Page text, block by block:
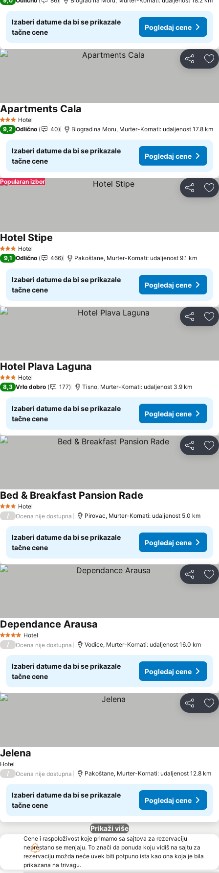
Izaberi datume da bi se prikazale
tačne cene
Pogledaj cene
Deli
3 Zvezdice
Hotel
Apartments Cala
9,2 Odlično 40 Biograd na Moru, Murter-Kornati: udaljenost 17.8 km
Izaberi datume da bi se prikazale
tačne cene
Pogledaj cene
Deli
Popularan izbor
3 Zvezdice
Hotel
Hotel Stipe
9,1 Odlično 466 Pakoštane, Murter-Kornati: udaljenost 9.1 km
Izaberi datume da bi se prikazale
tačne cene
Pogledaj cene
Deli
3 Zvezdice
Hotel
Hotel Plava Laguna
8,3 Vrlo dobro 177 Tisno, Murter-Kornati: udaljenost 3.9 km
Izaberi datume da bi se prikazale
tačne cene
Pogledaj cene
Deli
3 Zvezdice
Hotel
Bed & Breakfast Pansion Rade
/ Ocena nije dostupna Pirovac, Murter-Kornati: udaljenost 5.0 km
Izaberi datume da bi se prikazale
tačne cene
Pogledaj cene
Deli
4 ZvezdiceHotel
Dependance Arausa
/ Ocena nije dostupna Vodice, Murter-Kornati: udaljenost 16.0 km
Izaberi datume da bi se prikazale
tačne cene
Pogledaj cene
Deli
Hotel
Jelena
/ Ocena nije dostupna Pakoštane, Murter-Kornati: udaljenost 12.8 km
Izaberi datume da bi se prikazale
tačne cene
Pogledaj cene
Prikaži više
Cene i raspoloživost koje primamo sa sajtova za rezervaciju
neprestano se menjaju. To znači da ponuda koju vidiš na sajtu za
rezervaciju možda neće uvek biti potpuno ista kao ona koja je bila
prikazana na trivagu.